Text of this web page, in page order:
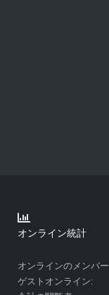
オンライン統計
オンラインのメンバー
ゲストオンライン